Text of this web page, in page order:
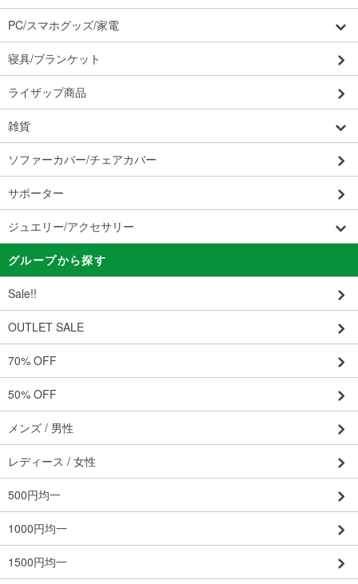
PC/スマホグッズ/家電
寝具/ブランケット
ライザップ商品
雑貨
ソファーカバー/チェアカバー
サポーター
ジュエリー/アクセサリー
グループから探す
Sale!!
OUTLET SALE
70% OFF
50% OFF
メンズ / 男性
レディース / 女性
500円均一
1000円均一
1500円均一